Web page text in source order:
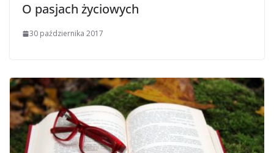
O pasjach życiowych
30 października 2017